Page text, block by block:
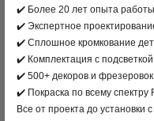
✔️ Более 20 лет опыта
✔️ Экспертное
✔️ Сплошное кромкование
✔️ Комплектация с
✔️ 500+ декоров и
✔️ Покраска по всему спектру
Все от проекта до установки